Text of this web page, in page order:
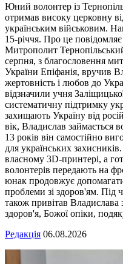
Юний волонтер із
отримав високу церковну
українським військовим.
15-річчя. Про це
Митрополит
серпня, з благословення
України Епіфанія, вручив
жертовність і любов до
відзначили учня
систематичну підтримку
захищають Україну від
вік, Владислав займається
13 років він самостійно
для українських
власному 3D-принтері, а
волонтерів передають на
юнак продовжує
проблеми зі здоров'ям. Під
також привітав
здоров'я, Божої опіки,
Редакція 06.08.2026